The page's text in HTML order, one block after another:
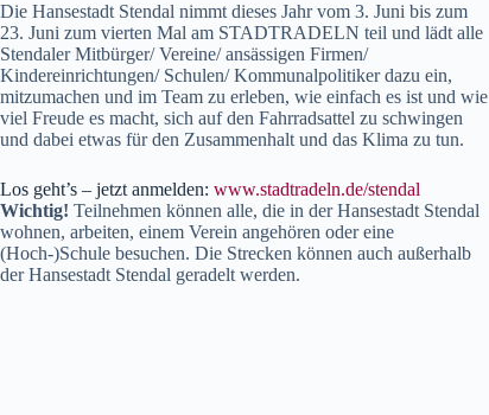
Die Hansestadt Stendal nimmt dieses Jahr vom 3. Juni bis zum
23. Juni zum vierten Mal am STADTRADELN teil und lädt alle
Stendaler Mitbürger/ Vereine/ ansässigen Firmen/
Kindereinrichtungen/ Schulen/ Kommunalpolitiker dazu ein,
mitzumachen und im Team zu erleben, wie einfach es ist und wie
viel Freude es macht, sich auf den Fahrradsattel zu schwingen
und dabei etwas für den Zusammenhalt und das Klima zu tun.
Los geht’s – jetzt anmelden: www.stadtradeln.de/stendal
Wichtig! Teilnehmen können alle, die in der Hansestadt Stendal
wohnen, arbeiten, einem Verein angehören oder eine
(Hoch-)Schule besuchen. Die Strecken können auch außerhalb
der Hansestadt Stendal geradelt werden.